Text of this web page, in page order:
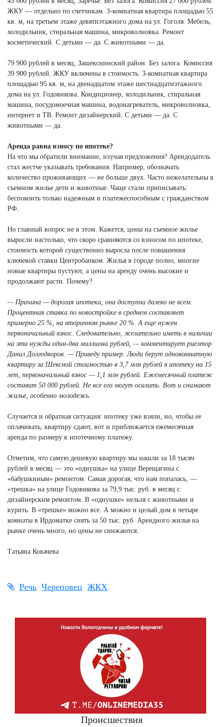
ЖКУ — отдельно по счетчикам. 3-комнатная квартира площадью 55
кв. м, на третьем этаже девятиэтажного дома на ул. Гоголя. Мебель,
холодильник, стиральная машина, микроволновка. Ремонт
косметический. С детьми — да. С животными — да.
79 900 рублей в месяц, Зашекснинский район. Без залога. Комиссия
39 900 рублей. ЖКУ включены в стоимость. 3-комнатная квартира
площадью 95 кв. м, на двенадцатом этаже шестнадцатиэтажного
дома на ул. Годовикова. Кондиционер, холодильник, стиральная
машина, посудомоечная машина, водонагреватель, микроволновка,
интернет и ТВ. Ремонт дизайнерский. С детьми — да. С
животными — да.
Аренда равна взносу по ипотеке?
На что мы обратили внимание, изучая предложения? Арендодатель
стал жестче указывать требования. Например, обозначать
количество проживающих — не больше двух. Часто нежелательны в
съемном жилье дети и животные. Чаще стали приписывать:
беспокоить только надежным и платежеспособным с гражданством
РФ.
Но главный вопрос не в этом. Кажется, цены на съемное жилье
выросли настолько, что скоро сравняются со взносом по ипотеке,
стоимость которой существенно выросла после повышения
ключевой ставки Центробанком. Жилья в городе полно, многие
новые квартиры пустуют, а цены на аренду очень высокие и
продолжают расти. Почему?
— Причина — дорогая ипотека, она доступна далеко не всем.
Процентная ставка по новостройке в среднем составляет
примерно 25 %, на вторичном рынке 20 %. А еще нужен
первоначальный взнос. Следовательно, желательно иметь в наличии
на эти нужды один-два миллиона рублей, — комментирует риелтор
Данил Долгодворов. — Приведу пример. Люди берут однокомнатную
квартиру за Шексной стоимостью в 3,7 млн рублей в ипотеку на 15
лет, первоначальный взнос — 1,1 млн рублей. Ежемесячный платеж
составит 50 000 рублей. Не все его могут осилить. Вот и снимают
жилье, особенно молодежь.
Случается и обратная ситуация: ипотеку уже взяли, но, чтобы ее
оплачивать, квартиру сдают, вот и приближается ежемесячная
аренда по размеру к ипотечному платежу.
Отметим, что самую дешевую квартиру мы нашли за 18 тысяч
рублей в месяц — это «однушка» на улице Верещагина с
«бабушкиным» ремонтом. Самая дорогая, что нам попалась, —
«трешка» на улице Годовикова за 79,9 тыс. руб. в месяц с
дизайнерским ремонтом. В «однушке» нельзя с животными и
курить. В «трешке» можно все. А можно и целый дом в четыре
комнаты в Ирдоматке снять за 50 тыс. руб. Арендного жилья на
рынке очень много, но цены не снижаются.
Татьяна Ковачева
Речь Череповец ЖКХ
Происшествия